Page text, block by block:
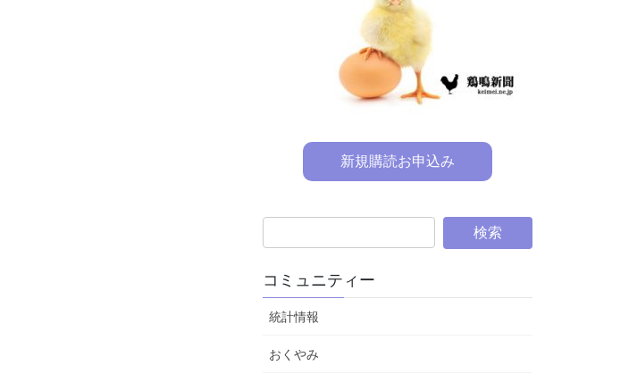
新規購読お申込み
コミュニティー
統計情報
おくやみ